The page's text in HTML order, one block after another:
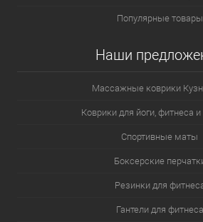
Популярные товары
Наши
Массажные коврики
Коврики для йоги, фитнеса
Спортивные маты
Боксерские
Резинки для
Гантели для фитнеса